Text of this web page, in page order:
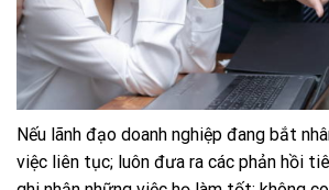
Nếu lãnh đạo doanh nghiệp đang bắt
việc liên tục; luôn đưa ra các phản hồi